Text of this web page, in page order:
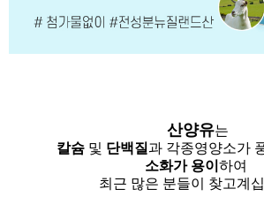
산양유는
칼슘 및 단백질과 각종영양소가
소화가 용이 하여
최근 많은 분들이 찾고계